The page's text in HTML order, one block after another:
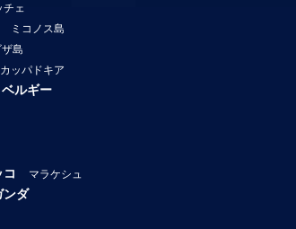
チェ
ミコノス島
島
カッパドキア
ベルギー
コ
マラケシュ
ンダ